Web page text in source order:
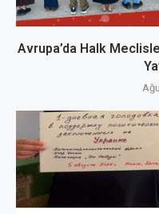
Avrupa’da Halk